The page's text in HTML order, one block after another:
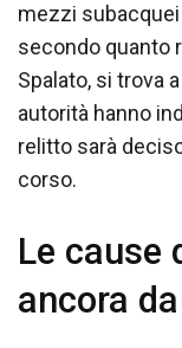
mezzi subacquei
secondo quanto
Spalato, si trova
autorità hanno
relitto sarà
corso.
Le cause
ancora